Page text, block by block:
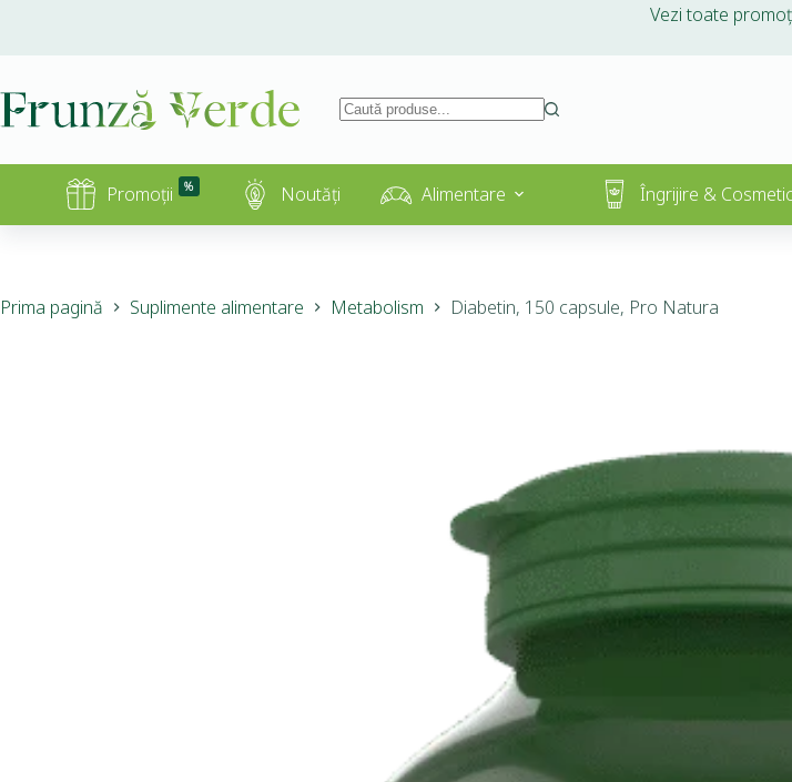
Vezi toate
Promoții % Noutăți Alimentare Îngrijire &
Prima pagină Suplimente alimentare Metabolism Diabetin, 150 capsule, Pro Natura